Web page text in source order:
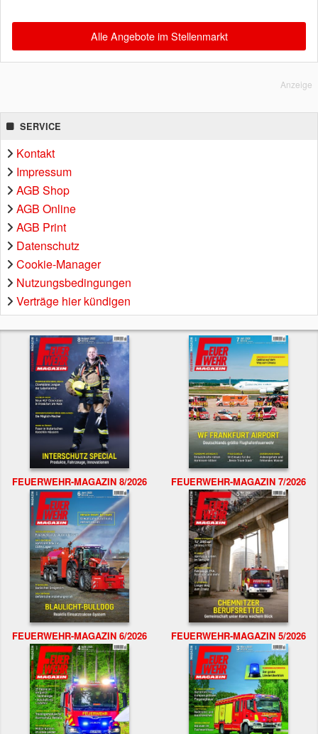
Alle Angebote im Stellenmarkt
Anzeige
SERVICE
Kontakt
Impressum
AGB Shop
AGB Online
AGB Print
Datenschutz
Cookie-Manager
Nutzungsbedingungen
Verträge hier kündigen
FEUERWEHR-MAGAZIN 8/2026 FEUERWEHR-MAGAZIN 7/2026
FEUERWEHR-MAGAZIN 6/2026 FEUERWEHR-MAGAZIN 5/2026